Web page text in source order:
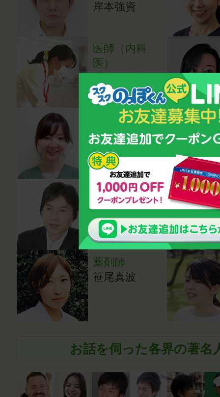
岸本強資
医師（内科
医）
医師（小児科
医）
湯田貴江
心理カウンセ
ラー・講師
鈴木雅幸
薬剤師
笹尾真波
お話を伺った各界の著名